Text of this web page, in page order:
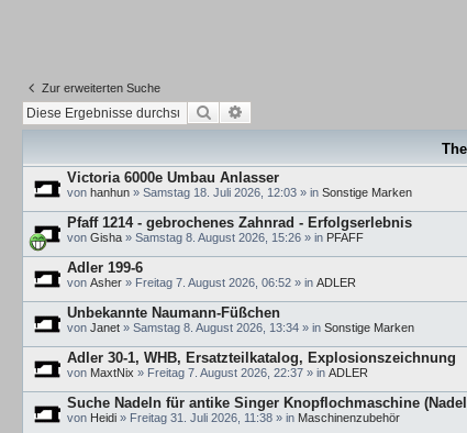
Zur erweiterten Suche
Suche
Victoria 6000e Umbau Anlasser
von hanhun » Samstag 18. Juli 2026, 12:03 » in Sonstige Marken
Pfaff 1214 - gebrochenes Zahnrad - Erfolgserlebnis
von Gisha » Samstag 8. August 2026, 15:26 » in PFAFF
Adler 199-6
von Asher » Freitag 7. August 2026, 06:52 » in ADLER
Unbekannte Naumann-Füßchen
von Janet » Samstag 8. August 2026, 13:34 » in Sonstige Marken
Adler 30-1, WHB, Ersatzteilkatalog, Explosionszeichnung
von MaxtNix » Freitag 7. August 2026, 22:37 » in ADLER
Suche Nadeln für antike Singer Knopflochmaschine
von Heidi » Freitag 31. Juli 2026, 11:38 » in Maschinenzubehör